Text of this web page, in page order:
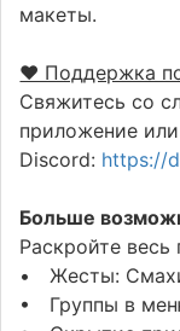
макеты.
❤️ Поддержка
Свяжитесь со
приложение
Discord: https://
Больше
Раскройте весь
• Жесты:
• Группы в